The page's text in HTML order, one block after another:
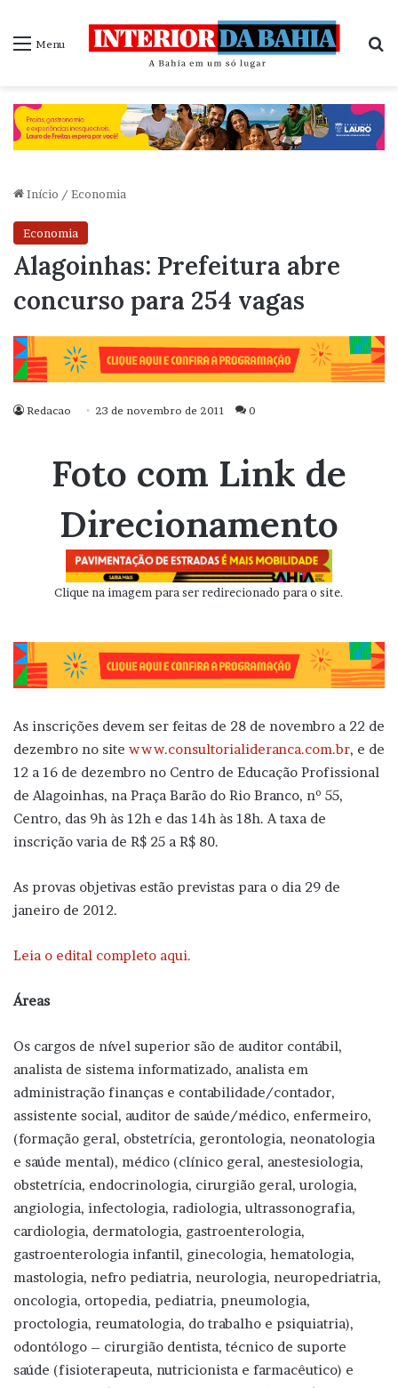
Menu
Início / Economia
Economia
Alagoinhas: Prefeitura abre
concurso para 254 vagas
Redacao 23 de novembro de 2011 0
Foto com Link de
Direcionamento
Clique na imagem para ser redirecionado para o site.
As inscrições devem ser feitas de 28 de novembro a 22 de
dezembro no site www.consultorialideranca.com.br, e de
12 a 16 de dezembro no Centro de Educação Profissional
de Alagoinhas, na Praça Barão do Rio Branco, nº 55,
Centro, das 9h às 12h e das 14h às 18h. A taxa de
inscrição varia de R$ 25 a R$ 80.
As provas objetivas estão previstas para o dia 29 de
janeiro de 2012.
Leia o edital completo aqui.
Áreas
Os cargos de nível superior são de auditor contábil,
analista de sistema informatizado, analista em
administração finanças e contabilidade/contador,
assistente social, auditor de saúde/médico, enfermeiro,
(formação geral, obstetrícia, gerontologia, neonatologia
e saúde mental), médico (clínico geral, anestesiologia,
obstetrícia, endocrinologia, cirurgião geral, urologia,
angiologia, infectologia, radiologia, ultrassonografia,
cardiologia, dermatologia, gastroenterologia,
gastroenterologia infantil, ginecologia, hematologia,
mastologia, nefro pediatria, neurologia, neuropedriatria,
oncologia, ortopedia, pediatria, pneumologia,
proctologia, reumatologia, do trabalho e psiquiatria),
odontólogo – cirurgião dentista, técnico de suporte
saúde (fisioterapeuta, nutricionista e farmacêutico) e